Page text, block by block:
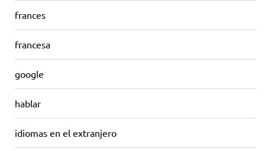
frances
francesa
google
hablar
idiomas en el extranjero